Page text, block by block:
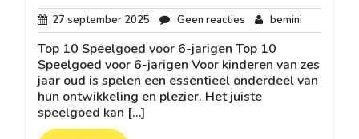
27 september 2025 27
september
2025
Geen reacties Geen
reacties
bemini
Top 10 Speelgoed voor 6-jarigen Top 10
Speelgoed voor 6-jarigen Voor kinderen van zes
jaar oud is spelen een essentieel onderdeel van
hun ontwikkeling en plezier. Het juiste
speelgoed kan […]